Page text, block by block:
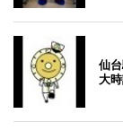
仙
大